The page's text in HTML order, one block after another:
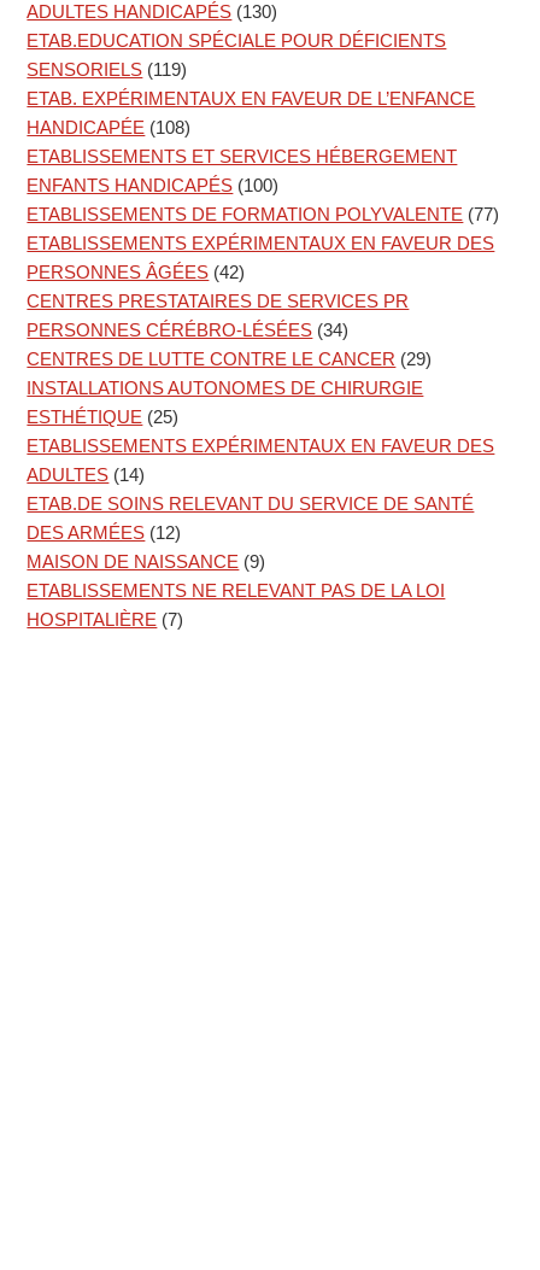
ADULTES HANDICAPÉS (130)
ETAB.EDUCATION SPÉCIALE POUR DÉFICIENTS
SENSORIELS (119)
ETAB. EXPÉRIMENTAUX EN FAVEUR DE L’ENFANCE
HANDICAPÉE (108)
ETABLISSEMENTS ET SERVICES HÉBERGEMENT
ENFANTS HANDICAPÉS (100)
ETABLISSEMENTS DE FORMATION POLYVALENTE (77)
ETABLISSEMENTS EXPÉRIMENTAUX EN FAVEUR DES
PERSONNES ÂGÉES (42)
CENTRES PRESTATAIRES DE SERVICES PR
PERSONNES CÉRÉBRO-LÉSÉES (34)
CENTRES DE LUTTE CONTRE LE CANCER (29)
INSTALLATIONS AUTONOMES DE CHIRURGIE
ESTHÉTIQUE (25)
ETABLISSEMENTS EXPÉRIMENTAUX EN FAVEUR DES
ADULTES (14)
ETAB.DE SOINS RELEVANT DU SERVICE DE SANTÉ
DES ARMÉES (12)
MAISON DE NAISSANCE (9)
ETABLISSEMENTS NE RELEVANT PAS DE LA LOI
HOSPITALIÈRE (7)